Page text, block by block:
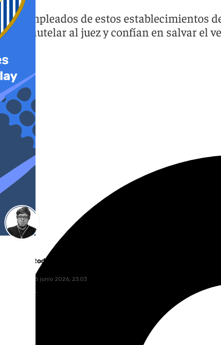
Los empleados de estos
una cautelar al juez y confían en salvar el
Enrique Rodríguez
domingo, 28 junio 2026, 23:03
Compartir: